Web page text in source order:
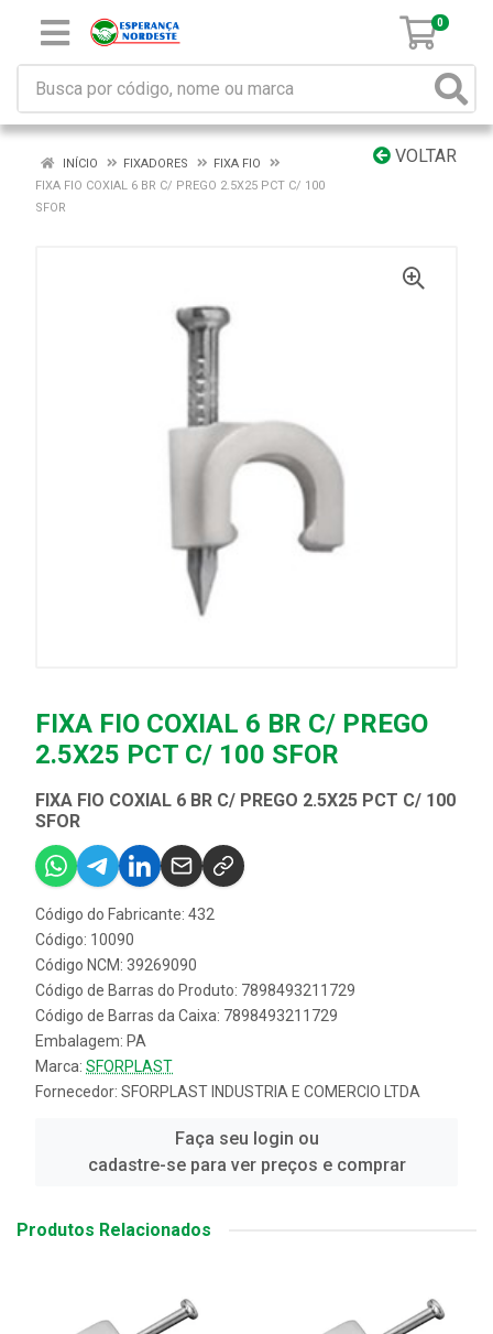
0
VOLTAR
INÍCIO FIXADORES
FIXA FIO
FIXA FIO COXIAL 6 BR C/ PREGO 2.5X25 PCT C/ 100
SFOR
FIXA FIO COXIAL 6 BR C/ PREGO
2.5X25 PCT C/ 100 SFOR
FIXA FIO COXIAL 6 BR C/ PREGO 2.5X25 PCT C/ 100
SFOR
Código do Fabricante: 432
Código: 10090
Código NCM: 39269090
Código de Barras do Produto: 7898493211729
Código de Barras da Caixa: 7898493211729
Embalagem: PA
Marca: SFORPLAST
Fornecedor: SFORPLAST INDUSTRIA E COMERCIO LTDA
Faça seu login ou
cadastre-se para ver preços e comprar
Produtos Relacionados